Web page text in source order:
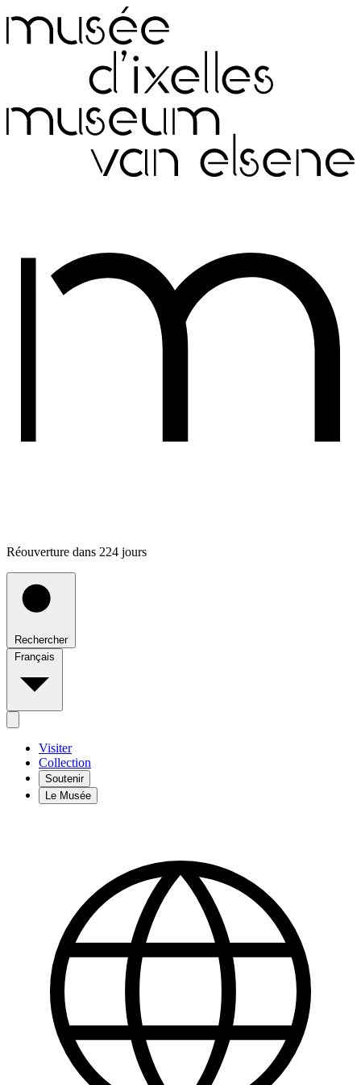
Réouverture dans 224 jours
Rechercher
Français
Visiter
Collection
Soutenir
Le Musée